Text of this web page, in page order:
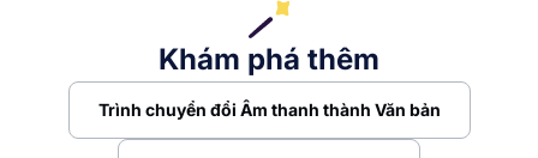
Khám phá thêm
Trình chuyển đổi Âm thanh thành Văn bản